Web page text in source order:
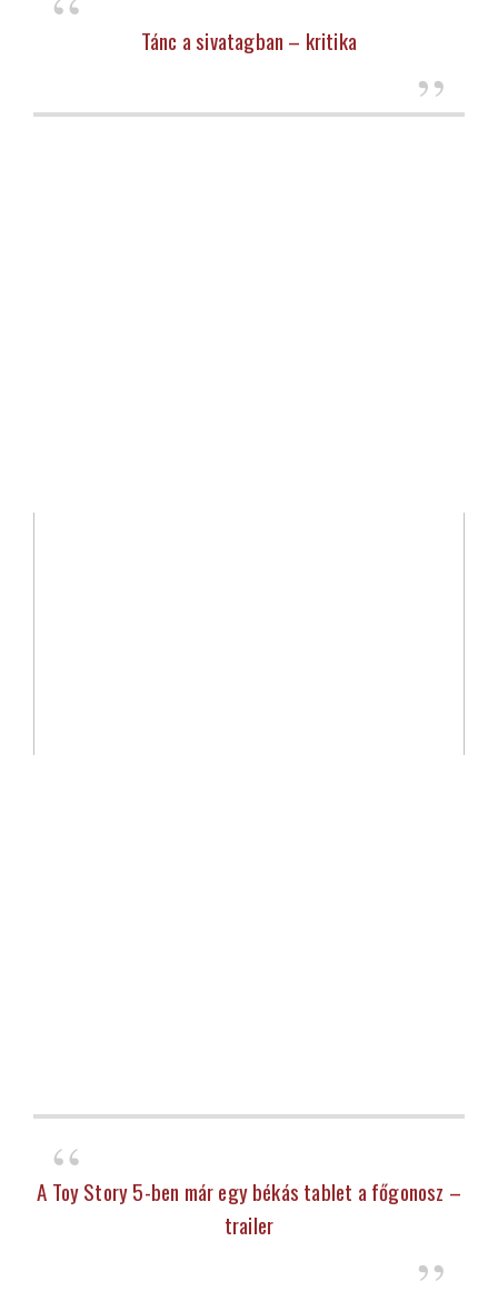
Tánc a sivatagban – kritika
A Toy Story 5-ben már egy békás tablet a főgonosz –
trailer